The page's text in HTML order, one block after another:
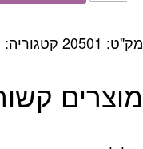
לייט
מק"ט: 20501 קטגוריה:
מוצרים